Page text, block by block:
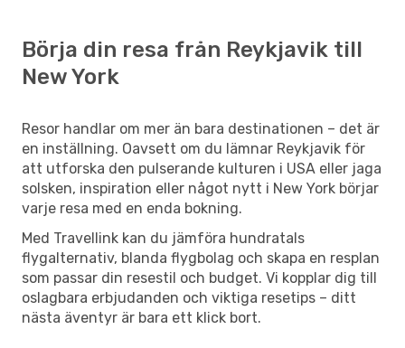
Börja din resa från Reykjavik till
New York
Resor handlar om mer än bara destinationen – det är
en inställning. Oavsett om du lämnar Reykjavik för
att utforska den pulserande kulturen i USA eller jaga
solsken, inspiration eller något nytt i New York börjar
varje resa med en enda bokning.
Med Travellink kan du jämföra hundratals
flygalternativ, blanda flygbolag och skapa en resplan
som passar din resestil och budget. Vi kopplar dig till
oslagbara erbjudanden och viktiga resetips – ditt
nästa äventyr är bara ett klick bort.